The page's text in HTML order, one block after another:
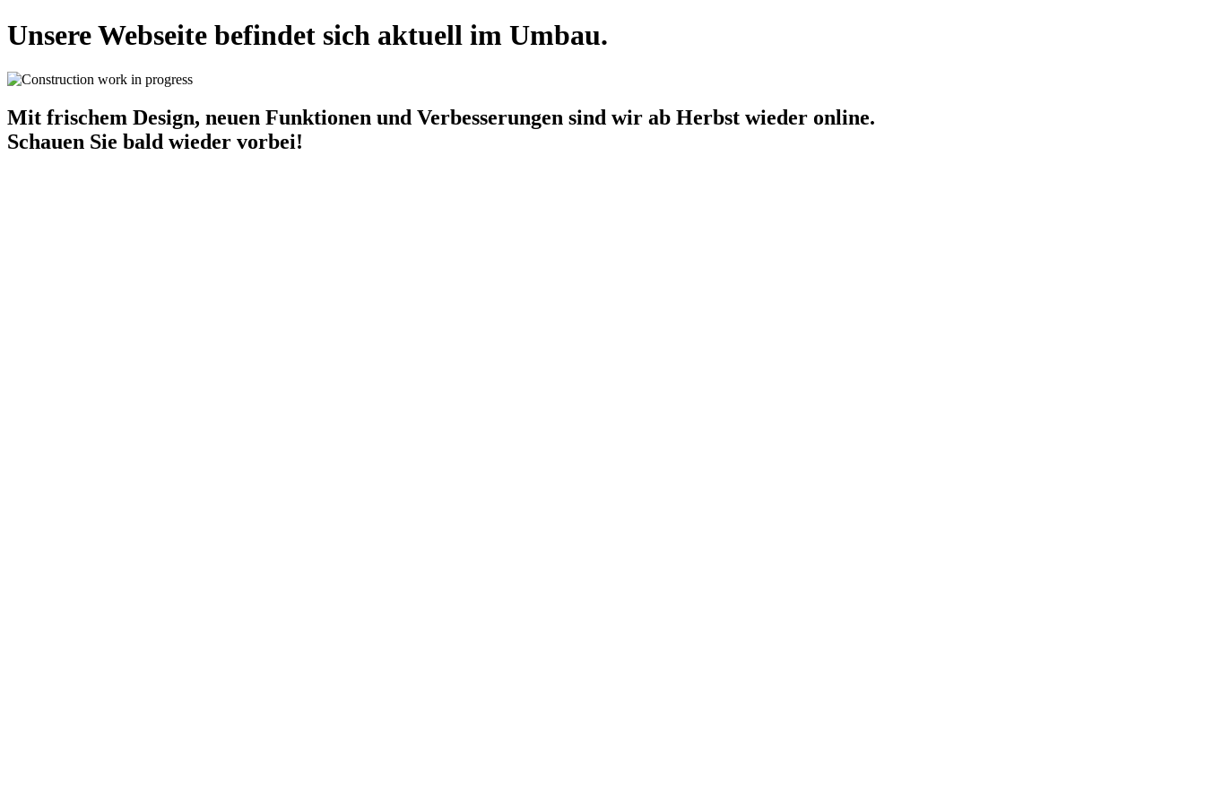
Unsere Webseite befindet sich aktuell im Umbau.
Mit frischem Design, neuen Funktionen und Verbesserungen sind wir ab Herbst wieder online.
Schauen Sie bald wieder vorbei!